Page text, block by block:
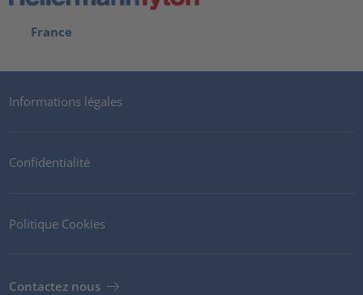
France
Informations légales
Confidentialité
Politique Cookies
Contactez nous